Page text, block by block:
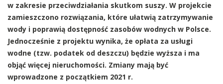
w zakresie przeciwdziałania skutkom suszy. W projekcie
zamieszczono rozwiązania, które ułatwią zatrzymywanie
wody i poprawią dostępność zasobów wodnych w Polsce.
Jednocześnie z projektu wynika, że opłata za usługi
wodne (tzw. podatek od deszczu) będzie wyższa i ma
objąć więcej nieruchomości. Zmiany mają być
wprowadzone z początkiem 2021 r.